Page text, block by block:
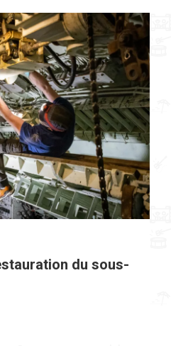
du sous-